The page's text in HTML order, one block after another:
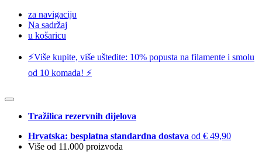
za navigaciju
Na sadržaj
u košaricu
⚡️Više kupite, više uštedite: 10% popusta na filamente i smolu
od 10 komada! ⚡️
Tražilica rezervnih dijelova
Hrvatska: besplatna standardna dostava od € 49,90
Više od 11.000 proizvoda